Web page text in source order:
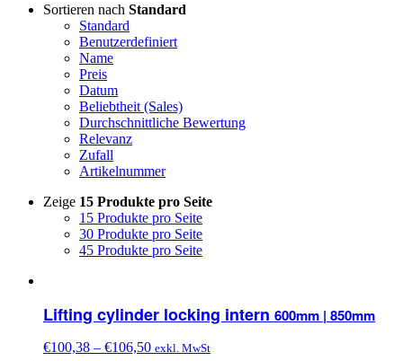
Sortieren nach Standard
Standard
Benutzerdefiniert
Name
Preis
Datum
Beliebtheit (Sales)
Durchschnittliche Bewertung
Relevanz
Zufall
Artikelnummer
Zeige 15 Produkte pro Seite
15 Produkte pro Seite
30 Produkte pro Seite
45 Produkte pro Seite
Lifting cylinder locking intern 600mm | 850mm
€100,38 – €106,50 exkl. MwSt